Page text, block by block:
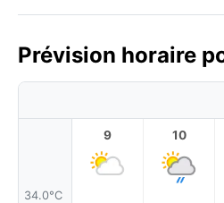
Prévision horaire
34.0°C
9 10